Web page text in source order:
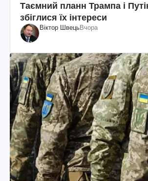
Таємний планн Трампа і
збіглися їх інтереси
Віктор ШвецьВчора